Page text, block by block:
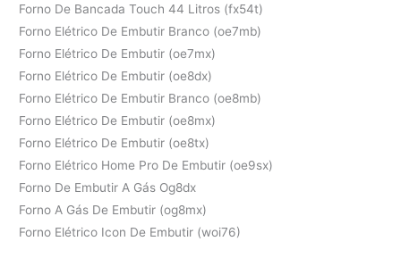
Forno De Bancada Touch 44 Litros (fx54t)
Forno Elétrico De Embutir Branco (oe7mb)
Forno Elétrico De Embutir (oe7mx)
Forno Elétrico De Embutir (oe8dx)
Forno Elétrico De Embutir Branco (oe8mb)
Forno Elétrico De Embutir (oe8mx)
Forno Elétrico De Embutir (oe8tx)
Forno Elétrico Home Pro De Embutir (oe9sx)
Forno De Embutir A Gás Og8dx
Forno A Gás De Embutir (og8mx)
Forno Elétrico Icon De Embutir (woi76)